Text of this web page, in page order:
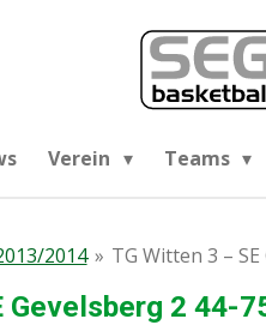
Verein Teams
2014 » TG Witten 3 –
Gevelsberg 2 44-